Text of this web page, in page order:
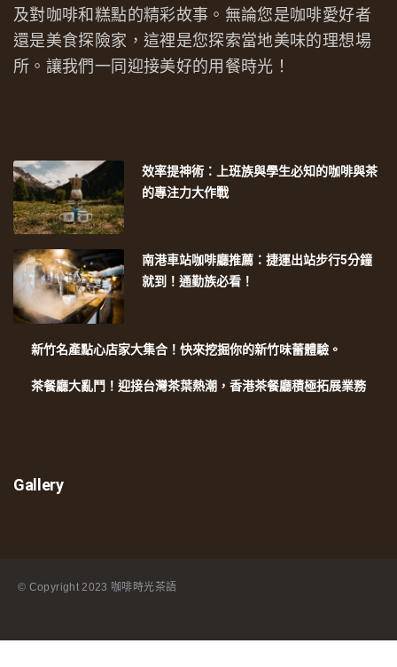
及對咖啡和糕點的精彩故事。無論您是咖啡愛好者
還是美食探險家，這裡是您探索當地美味的理想場
所。讓我們一同迎接美好的用餐時光！
效率提神術：上班族與學生必知的咖啡與茶
的專注力大作戰
南港車站咖啡廳推薦：捷運出站步行5分鐘
就到！通勤族必看！
新竹名產點心店家大集合！快來挖掘你的新竹味蕾體驗。
茶餐廳大亂鬥！迎接台灣茶葉熱潮，香港茶餐廳積極拓展業務
Gallery
© Copyright2023 咖啡時光茶語